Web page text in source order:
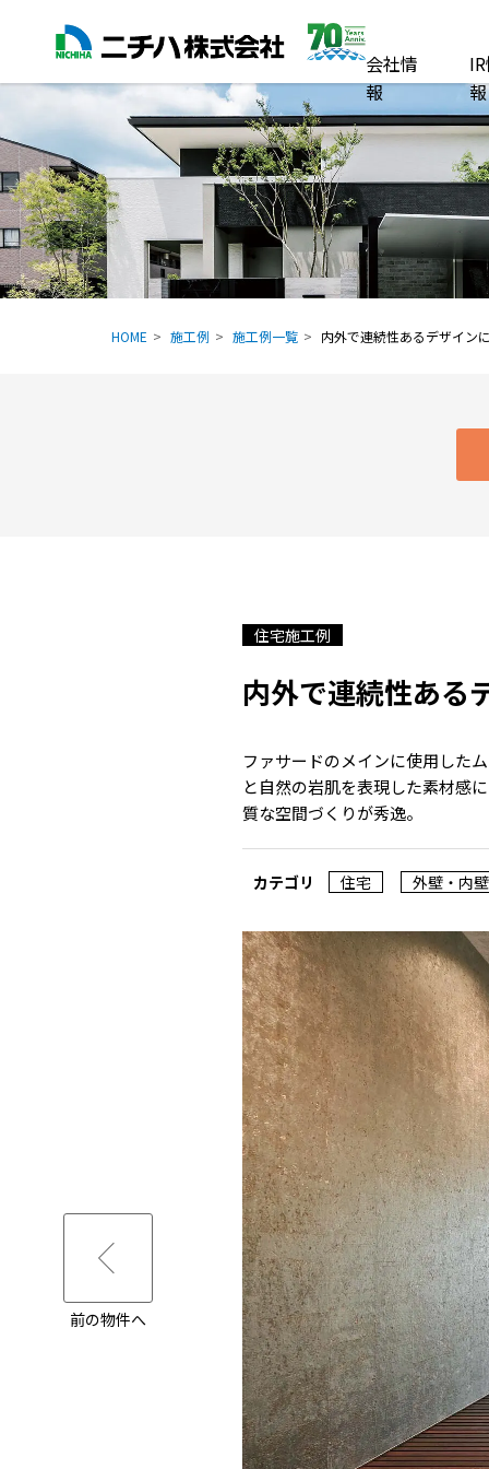
会社情
報
報
HOME 施工例 施工例一覧 内外で連続性あるデザイン
住宅施工例
内外で連続性ある
ファサードのメインに使用した
と自然の岩肌を表現した素材感
質な空間づくりが秀逸。
カテゴリ 住宅 外壁・内壁
前の物件へ